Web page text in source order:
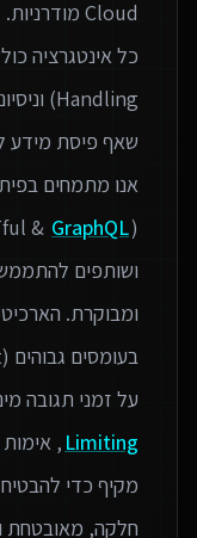
(RESTful &
GraphQL
ושותפים
ומבוקרת.
על זמני תגובה
Limiting
,
מקיף כדי
חלקה, מאובטחת